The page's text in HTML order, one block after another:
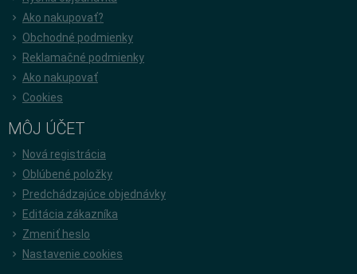
Ako nakupovať?
Obchodné podmienky
Reklamačné podmienky
Ako nakupovať
Cookies
MÔJ ÚČET
Nová registrácia
Oblúbené položky
Predchádzajúce objednávky
Editácia zákazníka
Zmeniť heslo
Nastavenie cookies